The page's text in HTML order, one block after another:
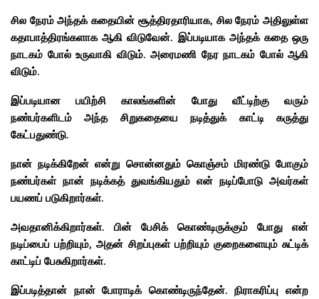
சில நேரம் அந்தக் கதையின் சூத்திரதாரியாக, சில நேரம் அதிலுள்ள
கதாபாத்திரங்களாக ஆகி விடுவேன். இப்படியாக அந்தக் கதை ஒரு
நாடகம் போல் உருவாகி விடும். அரைமணி நேர நாடகம் போல் ஆகி
விடும்.
இப்படியான பயிற்சி காலங்களின் போது வீட்டிற்கு வரும்
நண்பர்களிடம் அந்த சிறுகதையை நடித்துக் காட்டி கருத்து
கேட்பதுண்டு.
நான் நடிக்கிறேன் என்று சொன்னதும் கொஞ்சம் மிரண்டு போகும்
நண்பர்கள் நான் நடிக்கத் துவங்கியதும் என் நடிப்போடு அவர்கள்
பயணப் படுகிறார்கள்.
அவதானிக்கிறார்கள். பின் பேசிக் கொண்டிருக்கும் போது என்
நடிப்பைப் பற்றியும், அதன் சிறப்புகள் பற்றியும் குறைகளையும் சுட்டிக்
காட்டிப் பேசுகிறார்கள்.
இப்படித்தான் நான் போராடிக் கொண்டிருந்தேன். நிராகரிப்பு என்ற